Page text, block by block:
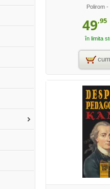
Polirom -
49,95
în limita